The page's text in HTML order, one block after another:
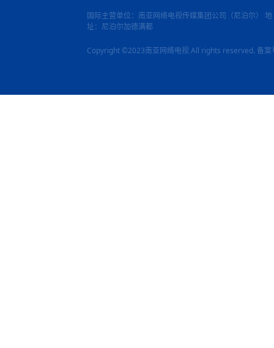
国际主营单位：南亚网络电视传媒集团公司（尼泊尔） 地
址：尼泊尔加德满都
Copyright ©2023南亚网络电视 All rights reserved. 备